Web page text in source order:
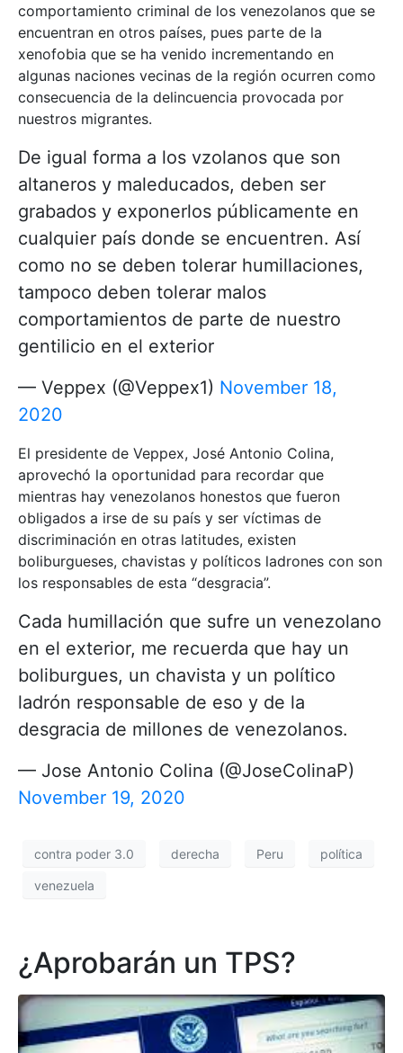
comportamiento criminal de los venezolanos que se
encuentran en otros países, pues parte de la
xenofobia que se ha venido incrementando en
algunas naciones vecinas de la región ocurren como
consecuencia de la delincuencia provocada por
nuestros migrantes.
De igual forma a los vzolanos que son
altaneros y maleducados, deben ser
grabados y exponerlos públicamente en
cualquier país donde se encuentren. Así
como no se deben tolerar humillaciones,
tampoco deben tolerar malos
comportamientos de parte de nuestro
gentilicio en el exterior
— Veppex (@Veppex1) November 18,
2020
El presidente de Veppex, José Antonio Colina,
aprovechó la oportunidad para recordar que
mientras hay venezolanos honestos que fueron
obligados a irse de su país y ser víctimas de
discriminación en otras latitudes, existen
boliburgueses, chavistas y políticos ladrones con son
los responsables de esta “desgracia”.
Cada humillación que sufre un venezolano
en el exterior, me recuerda que hay un
boliburgues, un chavista y un político
ladrón responsable de eso y de la
desgracia de millones de venezolanos.
— Jose Antonio Colina (@JoseColinaP)
November 19, 2020
contra poder 3.0 derecha Peru política
venezuela
¿Aprobarán un TPS?